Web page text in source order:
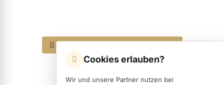
Cookies erlauben?
Wir und unsere Partner nutzen bei
Nagelfeilen, Werkzeuge, Tips & Zubehör anzeigen
Alle 6 Produkte in den Warenkorb